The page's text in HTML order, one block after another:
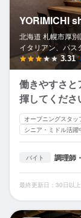
YORIMICHI
北海道 札幌市厚別
イタリアン、パス
3.31
働きやすさと
揮してくださ
オープニングスタッ
シニア・ミドル活躍
バイト 調理師
最終更新日：30日以